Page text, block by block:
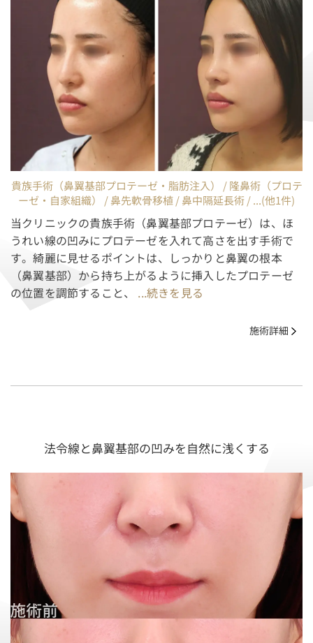
貴族手術（鼻翼基部プロテーゼ・脂肪注入） / 隆鼻術（プロテ
ーゼ・自家組織） / 鼻先軟骨移植 / 鼻中隔延長術 / ...(他1件)
当クリニックの貴族手術（鼻翼基部プロテーゼ）は、ほ
うれい線の凹みにプロテーゼを入れて高さを出す手術で
す。綺麗に見せるポイントは、しっかりと鼻翼の根本
（鼻翼基部）から持ち上がるように挿入したプロテーゼ
の位置を調節すること、 ...続きを見る
施術詳細
法令線と鼻翼基部の凹みを自然に浅くする